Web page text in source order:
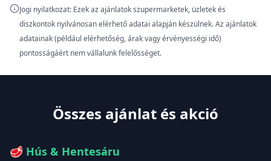
Jogi nyilatkozat: Ezek az ajánlatok szupermarketek, üzletek és
diszkontok nyilvánosan elérhető adatai alapján készülnek. Az ajánlatok
adatainak (például elérhetőség, árak vagy érvényességi idő)
pontosságáért nem vállalunk felelősséget.
Összes ajánlat és akció
🥩 Hús & Hentesáru